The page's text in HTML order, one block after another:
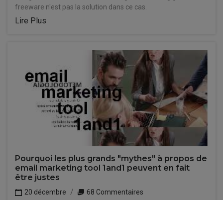
freeware n'est pas la solution dans ce cas.
Lire Plus
Pourquoi les plus grands "mythes" à propos de
email marketing tool 1and1 peuvent en fait
être justes
20 décembre
68 Commentaires